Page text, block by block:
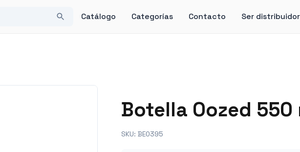
Catálogo Categorías Contacto Ser distribuidor
Botella Oozed 550
SKU: BE0395